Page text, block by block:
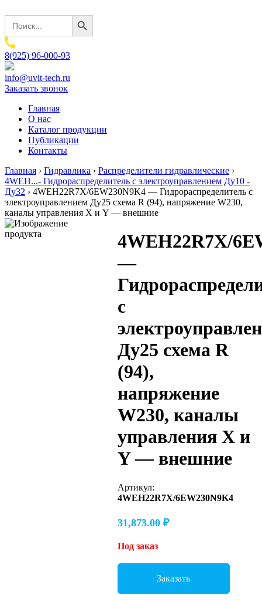
Search
for:
Search Button
8(925) 96-000-93
info@uvit-tech.ru
Заказать звонок
Главная
О нас
Каталог продукции
Публикации
Контакты
Главная › Гидравлика › Распределители гидравлические ›
4WEH...- Гидрораспределитель с электроуправлением Ду10 -
Ду32 › 4WEH22R7X/6EW230N9K4 — Гидрораспределитель с
электроуправлением Ду25 схема R (94), напряжение W230,
каналы управления X и Y — внешние
4WEH22R7X/
—
с
Ду25 схема R
(94),
напряжение
W230, каналы
управления X и
Y — внешние
Артикул:
4WEH22R7X/6EW230N9K4
31,873.00 ₽
Под заказ
Заказать